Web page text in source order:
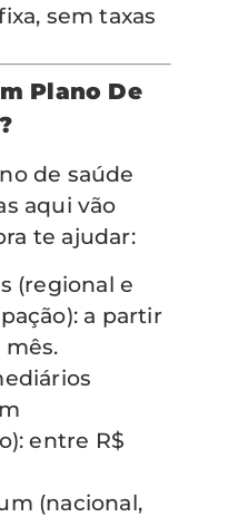
sem taxas
Plano De
de saúde
aqui vão
te ajudar:
(regional e
a partir
mês.
entre R$
(nacional,